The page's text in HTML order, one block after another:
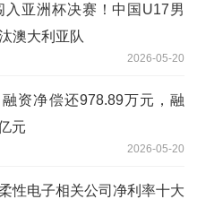
入亚洲杯决赛！中国U17男
澳大利亚队
2026-05-20
资净偿还978.89万元，融
元
2026-05-20
性电子相关公司净利率十大